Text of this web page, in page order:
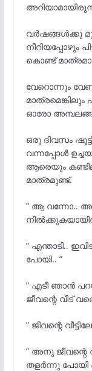
വർഷങ്ങൾക്കു
നീറിയപ്പോഴും
കൊണ്ട്
വേറൊന്നും
ഓരോ
ഒരു ദിവസം
വന്നപ്പോൾ
ആരെയും
മാത്രമുണ്ട്.
” ആ വന്നോ..
” എന്താടി..
പോയി.. ”
” എടീ ഞാൻ
ജീവന്റെ വീട്
” ജീവന്റെ
” അനു ജീവന്റെ
തളർന്നു പോയി